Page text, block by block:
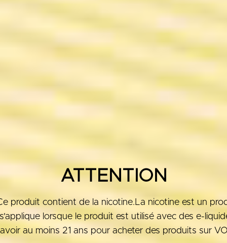
ATTENTION
produit contient de la nicotine.La nicotine est un
lorsque le produit est utilisé avec des e-
au moins 21 ans pour acheter des produits sur